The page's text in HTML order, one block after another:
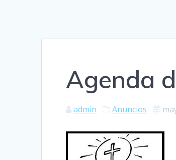
Agenda
admin Anuncios